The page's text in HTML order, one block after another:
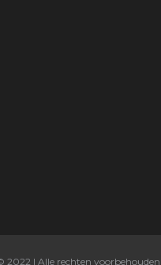
2022 | Alle rechten voorbehouden